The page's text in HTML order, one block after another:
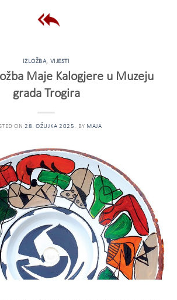
IZLOŽBA, VIJESTI
Maje Kalogjere u Muzeju
grada Trogira
ON28. OŽUJKA 2025. BY MAJA